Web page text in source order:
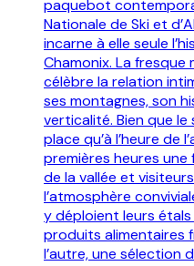
paquebot
Nationale de Ski et
incarne à elle seule
Chamonix. La fresque
célèbre la relation
ses montagnes, son
verticalité. Bien que
place qu’à l’heure de
premières heures
de la vallée et
l’atmosphère
y déploient leurs étals
produits alimentaires
l’autre, une sélection